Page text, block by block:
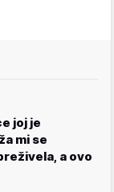
joj je
mi se
a ovo